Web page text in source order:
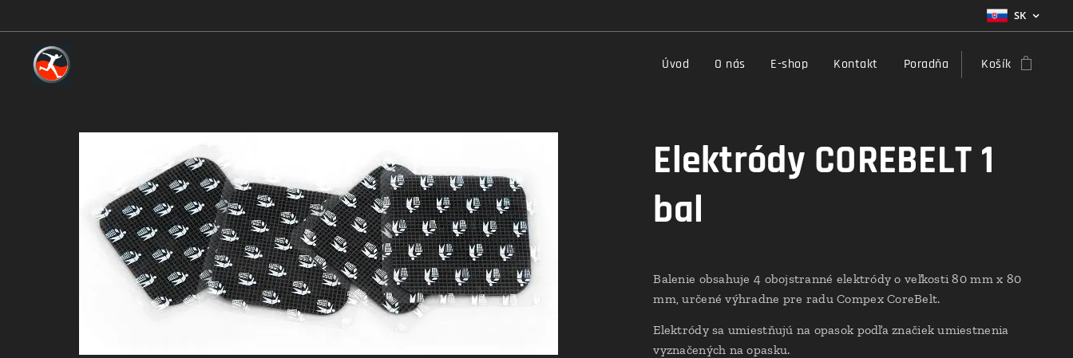
SK
Úvod O nás E-shop Kontakt Poradňa Košík
Elektródy COREBELT 1
bal
Balenie obsahuje 4 obojstranné elektródy o veľkosti 80 mm x 80
mm, určené výhradne pre radu Compex CoreBelt.
Elektródy sa umiestňujú na opasok podľa značiek umiestnenia
vyznačených na opasku.